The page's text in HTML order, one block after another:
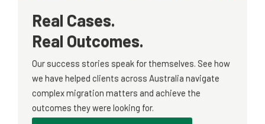
Real Cases.
Real Outcomes.
Our success stories speak for themselves. See how
we have helped clients across Australia navigate
complex migration matters and achieve the
outcomes they were looking for.